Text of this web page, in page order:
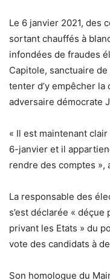
Le 6 janvier 2021, des
sortant chauffés à
infondées de fraudes
Capitole, sanctuaire
tenter d’y empêcher
adversaire démocrate
« Il est maintenant
6-janvier et il
rendre des comptes »,
La responsable des
s’est déclarée «
privant les Etats » du
vote des candidats à
Son homologue du